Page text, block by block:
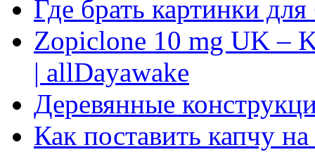
Где брать картинки
Zopiclone 10 mg UK –
| allDayawake
Деревянные
Как поставить капчу